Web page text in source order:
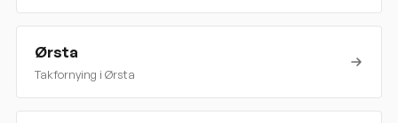
Ørsta
Takfornying i Ørsta